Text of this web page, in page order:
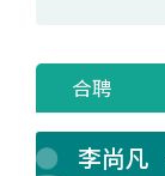
合聘
李尚凡